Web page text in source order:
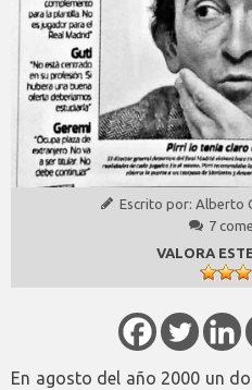
Escrito por: Alberto
7
VALORA
En agosto del año 2000 un